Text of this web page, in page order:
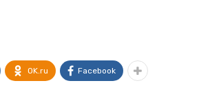
OK.ru Facebook